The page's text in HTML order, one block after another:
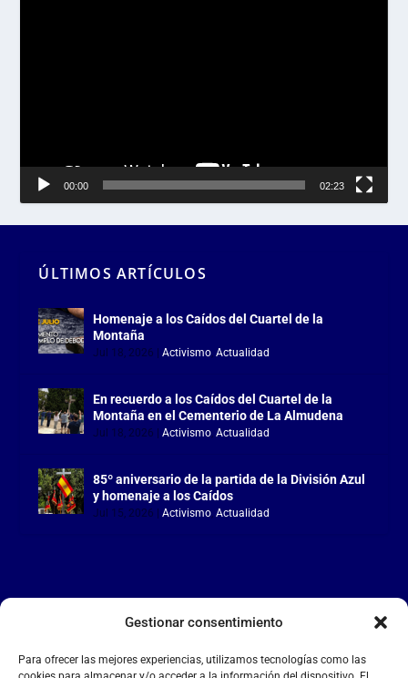
Gestionar consentimiento
Para ofrecer las mejores experiencias, utilizamos tecnologías como las
00:00 02:23
ÚLTIMOS ARTÍCULOS
Homenaje a los Caídos del Cuartel de la
Montaña
Jul 18, 2026 |Activismo,Actualidad
En recuerdo a los Caídos del Cuartel de la
Montaña en el Cementerio de La Almudena
Jul 18, 2026 |Activismo,Actualidad
85º aniversario de la partida de la División Azul
y homenaje a los Caídos
Jul 15, 2026 |Activismo,Actualidad
LA FALANGE
Reproductor